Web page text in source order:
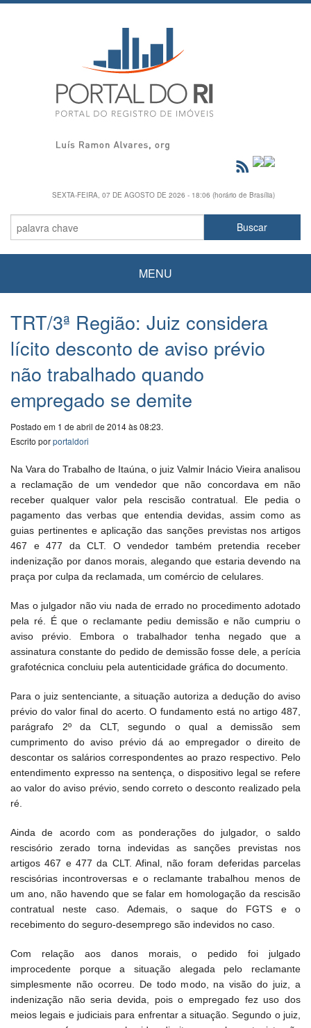
SEXTA-FEIRA, 07 DE AGOSTO DE 2026 - 18:06 (horário de Brasília)
MENU
TRT/3ª Região: Juiz considera
lícito desconto de aviso prévio
não trabalhado quando
empregado se demite
Postado em 1 de abril de 2014 às 08:23.
Escrito porportaldori
Na Vara do Trabalho de Itaúna, o juiz Valmir Inácio Vieira analisou
a reclamação de um vendedor que não concordava em não
receber qualquer valor pela rescisão contratual. Ele pedia o
pagamento das verbas que entendia devidas, assim como as
guias pertinentes e aplicação das sanções previstas nos artigos
467 e 477 da CLT. O vendedor também pretendia receber
indenização por danos morais, alegando que estaria devendo na
praça por culpa da reclamada, um comércio de celulares.
Mas o julgador não viu nada de errado no procedimento adotado
pela ré. É que o reclamante pediu demissão e não cumpriu o
aviso prévio. Embora o trabalhador tenha negado que a
assinatura constante do pedido de demissão fosse dele, a perícia
grafotécnica concluiu pela autenticidade gráfica do documento.
Para o juiz sentenciante, a situação autoriza a dedução do aviso
prévio do valor final do acerto. O fundamento está no artigo 487,
parágrafo 2º da CLT, segundo o qual a demissão sem
cumprimento do aviso prévio dá ao empregador o direito de
descontar os salários correspondentes ao prazo respectivo. Pelo
entendimento expresso na sentença, o dispositivo legal se refere
ao valor do aviso prévio, sendo correto o desconto realizado pela
ré.
Ainda de acordo com as ponderações do julgador, o saldo
rescisório zerado torna indevidas as sanções previstas nos
artigos 467 e 477 da CLT. Afinal, não foram deferidas parcelas
rescisórias incontroversas e o reclamante trabalhou menos de
um ano, não havendo que se falar em homologação da rescisão
contratual neste caso. Ademais, o saque do FGTS e o
recebimento do seguro-desemprego são indevidos no caso.
Com relação aos danos morais, o pedido foi julgado
improcedente porque a situação alegada pelo reclamante
simplesmente não ocorreu. De todo modo, na visão do juiz, a
indenização não seria devida, pois o empregado fez uso dos
meios legais e judiciais para enfrentar a situação. Segundo o juiz,